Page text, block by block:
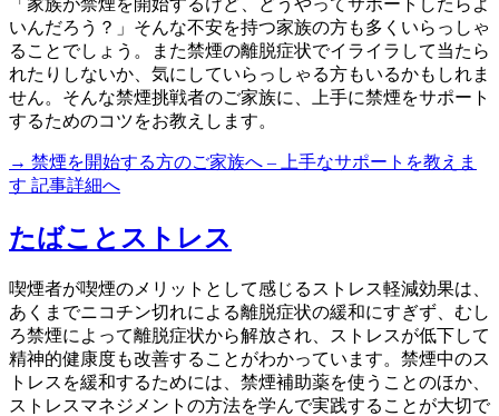
「家族が禁煙を開始するけど、どうやってサポートしたらよ
いんだろう？」そんな不安を持つ家族の方も多くいらっしゃ
ることでしょう。また禁煙の離脱症状でイライラして当たら
れたりしないか、気にしていらっしゃる方もいるかもしれま
せん。そんな禁煙挑戦者のご家族に、上手に禁煙をサポート
するためのコツをお教えします。
→ 禁煙を開始する方のご家族へ – 上手なサポートを教えま
す 記事詳細へ
たばことストレス
喫煙者が喫煙のメリットとして感じるストレス軽減効果は、
あくまでニコチン切れによる離脱症状の緩和にすぎず、むし
ろ禁煙によって離脱症状から解放され、ストレスが低下して
精神的健康度も改善することがわかっています。禁煙中のス
トレスを緩和するためには、禁煙補助薬を使うことのほか、
ストレスマネジメントの方法を学んで実践することが大切で